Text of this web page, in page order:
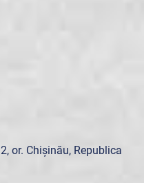
or. Chișinău, Republica